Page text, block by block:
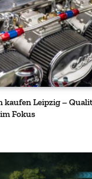
kaufen Leipzig –
Fokus